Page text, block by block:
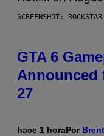
SCREENSHOT:
GTA 6
Announced
27
hace 1 horaPor